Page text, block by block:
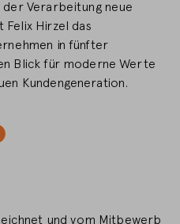
der Verarbeitung neue
Hirzel das
in fünfter
Blick für moderne Werte
Kundengeneration.
und vom Mitbewerb